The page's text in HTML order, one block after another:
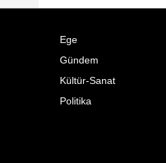
Ege
Gündem
Kültür-Sanat
Politika